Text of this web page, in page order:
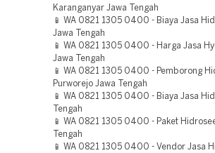
Karanganyar Jawa Tengah
📱 WA 0821 1305 0400 - Biaya Jasa
Jawa Tengah
📱 WA 0821 1305 0400 - Harga Jasa
Jawa Tengah
📱 WA 0821 1305 0400 - Pemborong
Purworejo Jawa Tengah
📱 WA 0821 1305 0400 - Biaya Jasa
Tengah
📱 WA 0821 1305 0400 - Paket
Tengah
📱 WA 0821 1305 0400 - Vendor Jasa